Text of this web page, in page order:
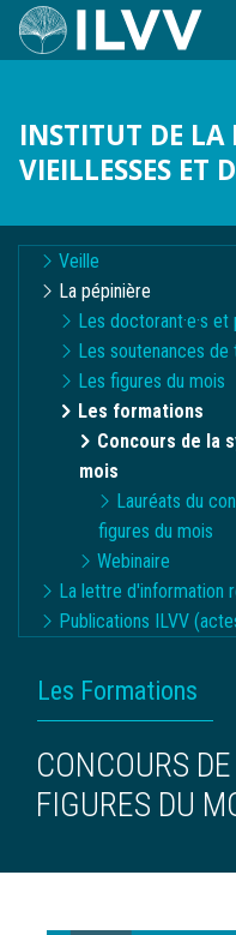
Aller
au
INSTITUT DE LA
VIEILLESSES ET
Navigation
contextuelle
Veille
La pépinière
Les doctorant·e·s et
Les soutenances de
Les figures du mois
Les formations
Concours de la
mois
Lauréats du
figures du mois
Webinaire
La lettre d'information
Publications ILVV
FIL
D'ARIANE
Les Formations
CONCOURS
FIGURES DU